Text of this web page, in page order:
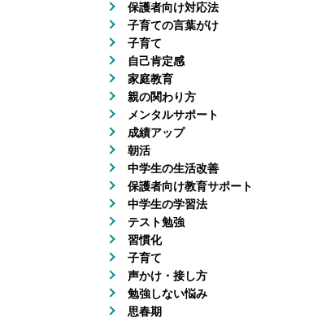
保護者向け対応法
子育ての言葉がけ
子育て
自己肯定感
家庭教育
親の関わり方
メンタルサポート
成績アップ
朝活
中学生の生活改善
保護者向け教育サポート
中学生の学習法
テスト勉強
習慣化
子育て
声かけ・接し方
勉強しない悩み
思春期